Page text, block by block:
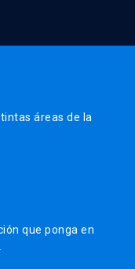
áreas de la
que ponga en